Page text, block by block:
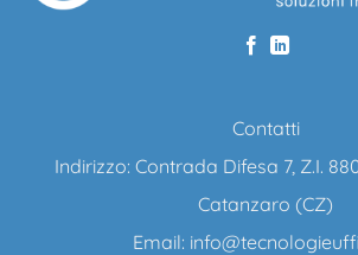
Contatti
Indirizzo: Contrada Difesa 7, Z.I.
Catanzaro (CZ)
Email: